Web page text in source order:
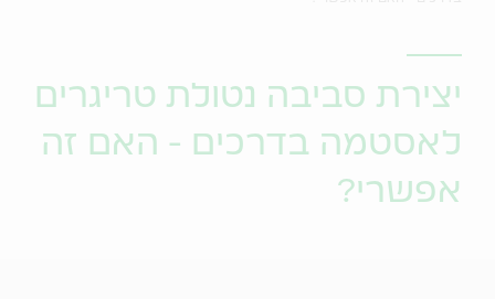
יצירת סביבה נטולת טריגרים
לאסטמה בדרכים - האם זה
אפשרי?